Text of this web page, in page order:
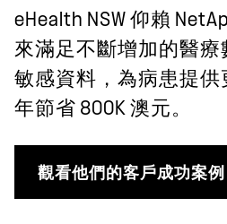
eHealth NSW 仰賴
來滿足不斷增加的醫
敏感資料，為病患提供
年節省 800K 澳元。
觀看他們的客戶成功案例